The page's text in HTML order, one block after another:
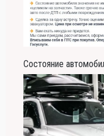
Состояние